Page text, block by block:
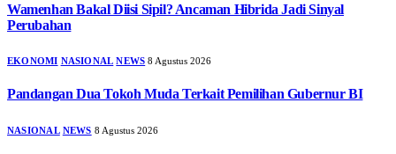
Wamenhan Bakal Diisi Sipil? Ancaman Hibrida Jadi Sinyal
Perubahan
EKONOMI NASIONAL NEWS 8 Agustus 2026
Pandangan Dua Tokoh Muda Terkait Pemilihan Gubernur BI
NASIONAL NEWS 8 Agustus 2026